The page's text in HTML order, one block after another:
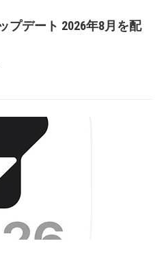
プデート 2026年8月を配